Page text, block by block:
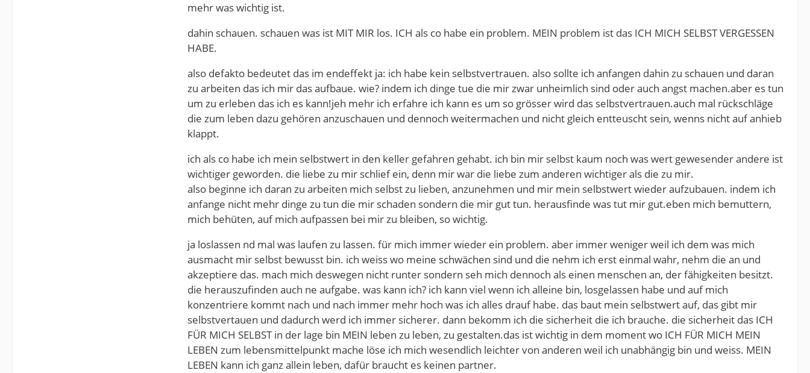
mehr was wichtig ist.
dahin schauen. schauen was ist MIT MIR los. ICH als co habe ein problem. MEIN problem ist das ICH MICH SELBST VERGESSEN
HABE.
also defakto bedeutet das im endeffekt ja: ich habe kein selbstvertrauen. also sollte ich anfangen dahin zu schauen und daran
zu arbeiten das ich mir das aufbaue. wie? indem ich dinge tue die mir zwar unheimlich sind oder auch angst machen.aber es tun
um zu erleben das ich es kann!jeh mehr ich erfahre ich kann es um so grösser wird das selbstvertrauen.auch mal rückschläge
die zum leben dazu gehören anzuschauen und dennoch weitermachen und nicht gleich entteuscht sein, wenns nicht auf anhieb
klappt.
ich als co habe ich mein selbstwert in den keller gefahren gehabt. ich bin mir selbst kaum noch was wert gewesender andere ist
wichtiger geworden. die liebe zu mir schlief ein, denn mir war die liebe zum anderen wichtiger als die zu mir.
also beginne ich daran zu arbeiten mich selbst zu lieben, anzunehmen und mir mein selbstwert wieder aufzubauen. indem ich
anfange nicht mehr dinge zu tun die mir schaden sondern die mir gut tun. herausfinde was tut mir gut.eben mich bemuttern,
mich behüten, auf mich aufpassen bei mir zu bleiben, so wichtig.
ja loslassen nd mal was laufen zu lassen. für mich immer wieder ein problem. aber immer weniger weil ich dem was mich
ausmacht mir selbst bewusst bin. ich weiss wo meine schwächen sind und die nehm ich erst einmal wahr, nehm die an und
akzeptiere das. mach mich deswegen nicht runter sondern seh mich dennoch als einen menschen an, der fähigkeiten besitzt.
die herauszufinden auch ne aufgabe. was kann ich? ich kann viel wenn ich alleine bin, losgelassen habe und auf mich
konzentriere kommt nach und nach immer mehr hoch was ich alles drauf habe. das baut mein selbstwert auf, das gibt mir
selbstvertauen und dadurch werd ich immer sicherer. dann bekomm ich die sicherheit die ich brauche. die sicherheit das ICH
FÜR MICH SELBST in der lage bin MEIN leben zu leben, zu gestalten.das ist wichtig in dem moment wo ICH FÜR MICH MEIN
LEBEN zum lebensmittelpunkt mache löse ich mich wesendlich leichter von anderen weil ich unabhängig bin und weiss. MEIN
LEBEN kann ich ganz allein leben, dafür braucht es keinen partner.